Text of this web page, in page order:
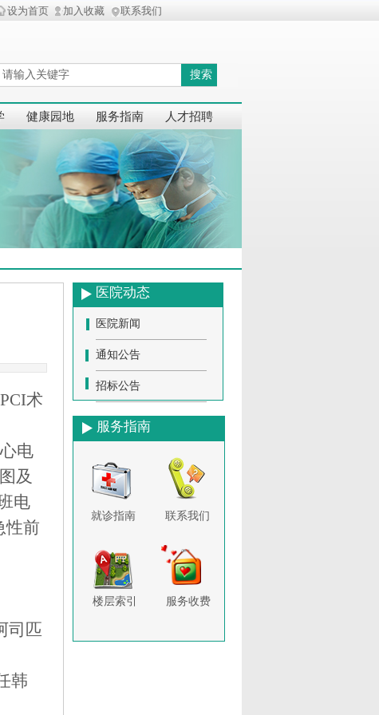
设为首页 加入收藏 联系我们
搜索
健康园地 服务指南 人才招聘
PCI术
电
及
电
性前
司匹
韩
医院动态
医院新闻
通知公告
招标公告
服务指南
联系我们
就诊指南
楼层索引 服务收费